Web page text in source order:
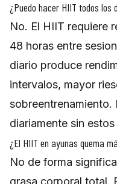
¿Puedo hacer HIIT todos los
No. El HIIT requiere
48 horas entre
diario produce
intervalos, mayor
sobreentrenamiento.
diariamente sin
¿El HIIT en ayunas quema
No de forma
grasa corporal total.